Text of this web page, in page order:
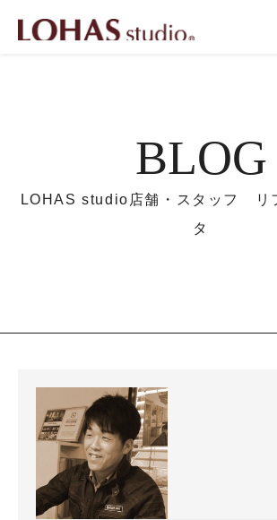
BLOG
LOHAS studio店舗・スタッフ リ
タ